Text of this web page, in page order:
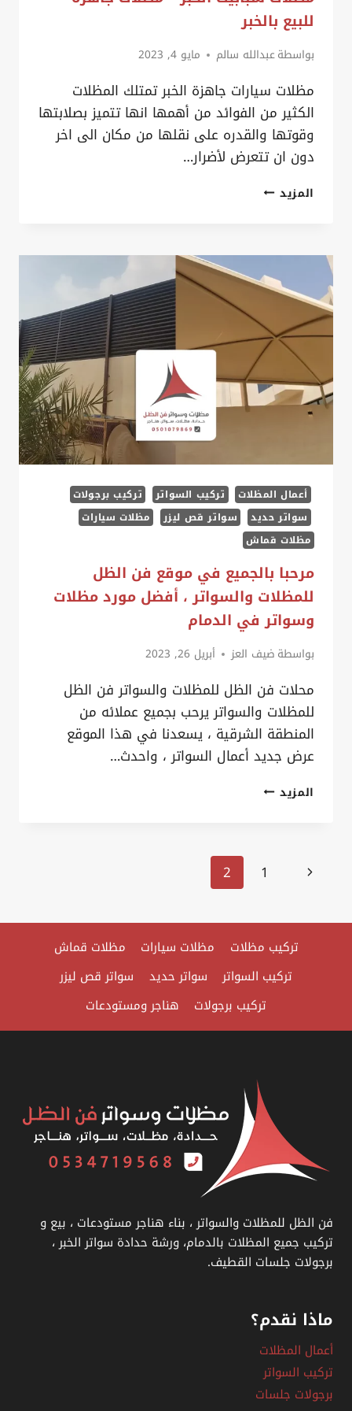
سيهات
للبيع بالخبر
بواسطةعبدالله سالم مايو 4, 2023
مظلات سيارات جاهزة الخبر تمتلك المظلات
الكثير من الفوائد من أهمها انها تتميز بصلابتها
وقوتها والقدره على نقلها من مكان الى اخر
دون ان تتعرض لأضرار…
المزيدمظلات
الخبر
ت:
0535879621
انواع
المظلات بالخبر
مظلات
شبابيك
جاهزة
للبيع
بالخبر
أعمال المظلات تركيب السواتر
تركيب برجولات
سواتر حديد
سواتر قص ليزر
مظلات سيارات
مظلات قماش
مرحبا بالجميع في موقع فن الظل
للمظلات والسواتر ، أفضل مورد مظلات
وسواتر في الدمام
بواسطة ضيف العز أبريل 26, 2023
محلات فن الظل للمظلات والسواتر فن الظل
للمظلات والسواتر يرحب بجميع عملائه من
المنطقة الشرقية ، يسعدنا في هذا الموقع
عرض جديد أعمال السواتر ، واحدث…
المزيدمرحبا
فن
للمظلات
والسواتر
،
أفضل
مورد
مظلات
الدمام
تنقلالصفحة
1
2
تركيب مظلات مظلات سيارات
مظلات قماش
تركيب السواتر
سواتر حديد
سواتر قص ليزر
تركيب برجولات
هناجر ومستودعات
فن الظل للمظلات والسواتر ، بناء هناجر مستودعات ، بيع و
تركيب جميع المظلات بالدمام، ورشة حدادة سواتر الخبر ،
برجولات جلسات القطيف.
ماذا نقدم؟
أعمال المظلات
تركيب السواتر
برجولات جلسات